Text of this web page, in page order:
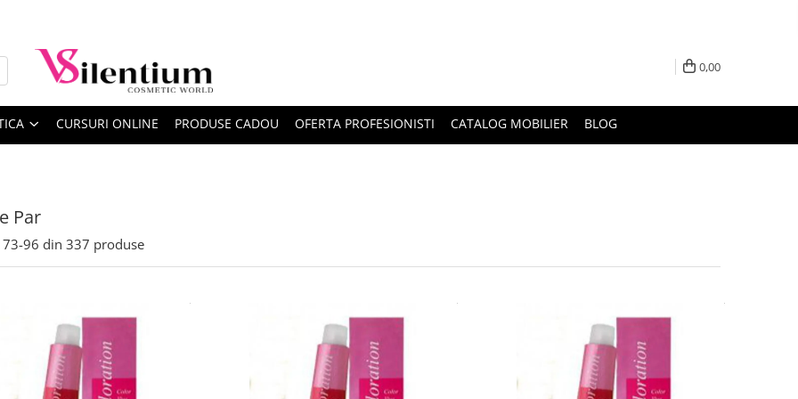
0,00
CURSURI ONLINE PRODUSE CADOU OFERTA PROFESIONISTI CATALOG MOBILIER BLOG
Par
73-96 din 337 produse